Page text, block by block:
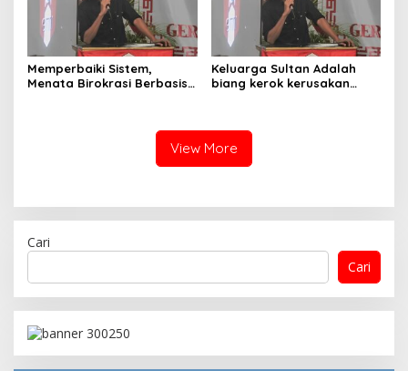
Memperbaiki Sistem,
Menata Birokrasi Berbasis
Keluarga Sultan Adalah
biang kerok kerusakan
View More
Cari
Cari